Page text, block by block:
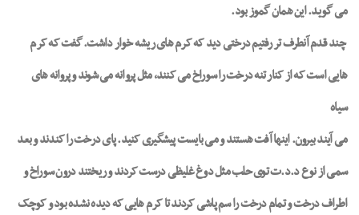
می گوید. این همان گموز بود.
چند قدم آنطرف تر رفتیم درختی دید که کرم های ریشه خوار داشت. گفت که کرم
هایی است که از کنار تنه درخت را سوراخ می کنند، مثل پروانه می شوند و پروانه های
سیاه
می آیند بیرون. اینها آفت هستند و می بایست پیشگیری کنید. پای درخت را کندند و بعد
سمی از نوع د.د.ت توی حلب مثل دوغ غلیظی درست کردند و ریختند درون سوراخ و
اطراف درخت و تمام درخت را سم پاشی کردند تا کرم هایی که دیده نشده بود و کوچک